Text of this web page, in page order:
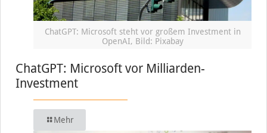
ChatGPT: Microsoft steht vor großem Investment in
OpenAI, Bild: Pixabay
ChatGPT: Microsoft vor Milliarden-
Investment
Mehr